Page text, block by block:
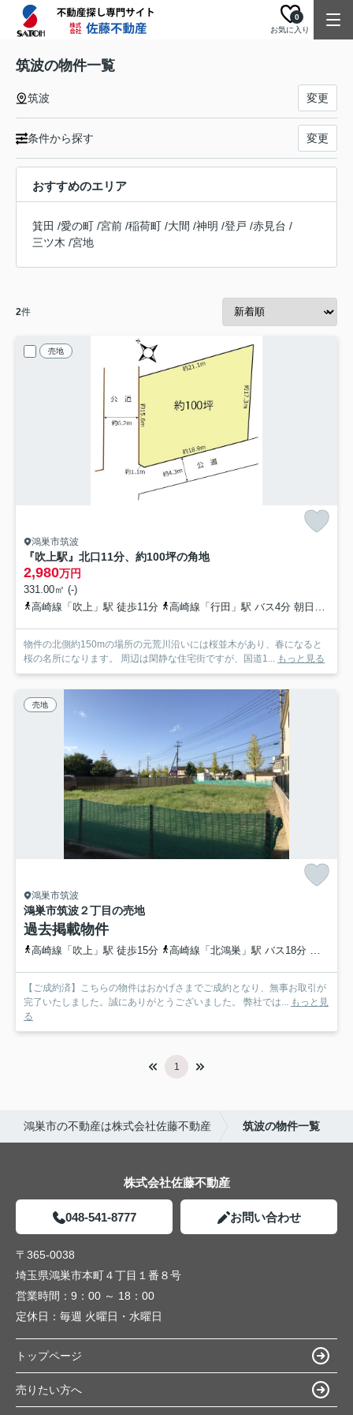
お気に入り
0
筑波の物件一覧
筑波 変更
条件から探す 変更
おすすめのエリア
箕田 /愛の町 /宮前 /稲荷町 /大間 /神明 /登戸 /赤見台 /
三ツ木 /宮地
2件
売地
鴻巣市筑波
『吹上駅』北口11分、約100坪の角地
2,980万円
331.00㎡ (-)
高崎線「吹上」駅 徒歩11分
高崎線「行田」駅 バス4分 朝日バス「吹上駅入口」 停歩8分
物件の北側約150mの場所の元荒川沿いには桜並木があり、春になると
桜の名所になります。 周辺は閑静な住宅街ですが、国道1... もっと見る
売地
鴻巣市筑波
鴻巣市筑波２丁目の売地
過去掲載物件
高崎線「吹上」駅 徒歩15分 高崎線「北鴻巣」駅 バス18分 埼玉県鴻巣市「筑波二丁目（鴻巣市）」 停歩1分
【ご成約済】こちらの物件はおかげさまでご成約となり、無事お取引が
完了いたしました。誠にありがとうございました。 弊社では... もっと見
る
1
鴻巣市の不動産は株式会社佐藤不動産 筑波の物件一覧
株式会社佐藤不動産
048-541-8777 お問い合わせ
〒365-0038
埼玉県鴻巣市本町４丁目１番８号
営業時間： 9：00 ～ 18：00
定休日： 毎週 火曜日・水曜日
トップページ
売りたい方へ